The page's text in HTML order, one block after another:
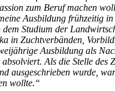
zum Beruf machen
Ausbildung frühzeitig in
dem Studium der
in Zuchtverbänden,
Ausbildung als
Als die Stelle des
ausgeschrieben wurde,
wollte.“